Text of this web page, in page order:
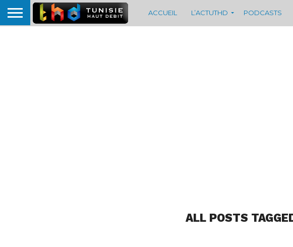
ACCUEIL L’ACTUTHD PODCASTS
ALL POSTS